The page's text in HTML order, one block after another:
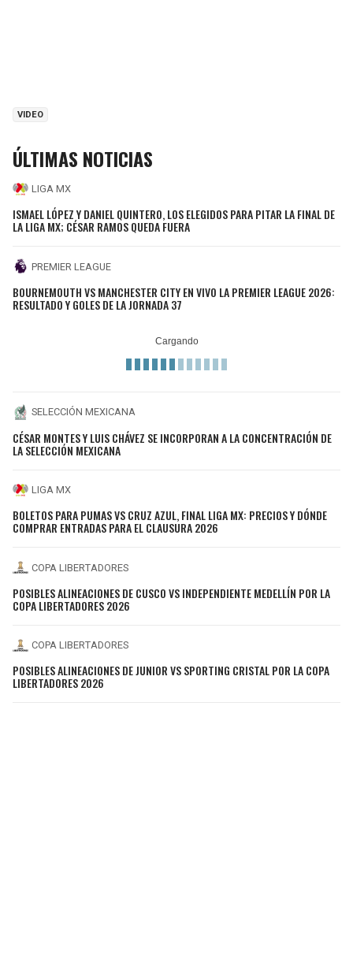
VIDEO
ÚLTIMAS NOTICIAS
LIGA MX
ISMAEL LÓPEZ Y DANIEL QUINTERO, LOS ELEGIDOS PARA PITAR LA FINAL DE
LA LIGA MX; CÉSAR RAMOS QUEDA FUERA
PREMIER LEAGUE
BOURNEMOUTH VS MANCHESTER CITY EN VIVO LA PREMIER LEAGUE 2026:
RESULTADO Y GOLES DE LA JORNADA 37
SELECCIÓN MEXICANA
CÉSAR MONTES Y LUIS CHÁVEZ SE INCORPORAN A LA CONCENTRACIÓN DE
LA SELECCIÓN MEXICANA
LIGA MX
BOLETOS PARA PUMAS VS CRUZ AZUL, FINAL LIGA MX: PRECIOS Y DÓNDE
COMPRAR ENTRADAS PARA EL CLAUSURA 2026
COPA LIBERTADORES
POSIBLES ALINEACIONES DE CUSCO VS INDEPENDIENTE MEDELLÍN POR LA
COPA LIBERTADORES 2026
COPA LIBERTADORES
POSIBLES ALINEACIONES DE JUNIOR VS SPORTING CRISTAL POR LA COPA
LIBERTADORES 2026